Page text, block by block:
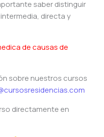
saber distinguir
directa y
de causas de
sobre nuestros cursos
directamente en